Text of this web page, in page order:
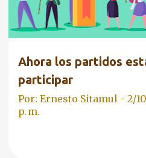
Ahora los partidos
participar
Por: Ernesto Sitamul - 2/
p. m.